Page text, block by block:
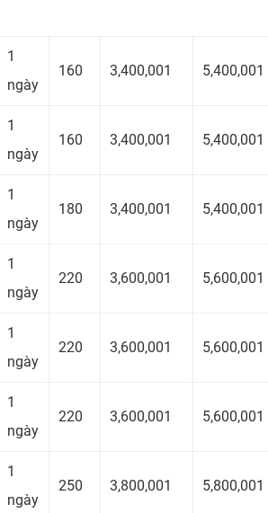
1
ngày
160 3,400,001 5,400,001
1
ngày
160 3,400,001 5,400,001
1
ngày
180 3,400,001 5,400,001
1
ngày
220 3,600,001 5,600,001
1
ngày
220 3,600,001 5,600,001
1
ngày
220 3,600,001 5,600,001
1
ngày
250 3,800,001 5,800,001